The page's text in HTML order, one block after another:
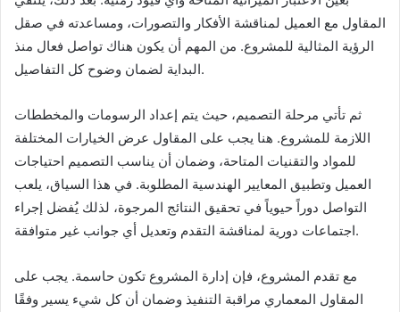
المقاول مع العميل لمناقشة الأفكار والتصورات، ومساعدته في صقل
الرؤية المثالية للمشروع. من المهم أن يكون هناك تواصل فعال منذ
البداية لضمان وضوح كل التفاصيل.
ثم تأتي مرحلة التصميم، حيث يتم إعداد الرسومات والمخططات
اللازمة للمشروع. هنا يجب على المقاول عرض الخيارات المختلفة
للمواد والتقنيات المتاحة، وضمان أن يناسب التصميم احتياجات
العميل وتطبيق المعايير الهندسية المطلوبة. في هذا السياق، يلعب
التواصل دوراً حيوياً في تحقيق النتائج المرجوة، لذلك يُفضل إجراء
اجتماعات دورية لمناقشة التقدم وتعديل أي جوانب غير متوافقة.
مع تقدم المشروع، فإن إدارة المشروع تكون حاسمة. يجب على
المقاول المعماري مراقبة التنفيذ وضمان أن كل شيء يسير وفقًا